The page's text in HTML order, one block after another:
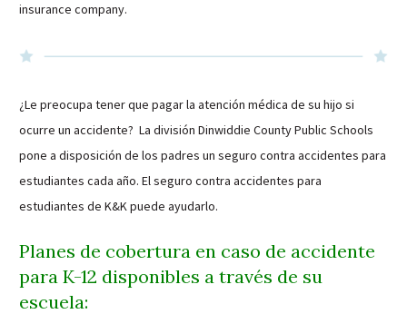
insurance company.
¿Le preocupa tener que pagar la atención médica de su hijo si
ocurre un accidente? La división Dinwiddie County Public Schools
pone a disposición de los padres un seguro contra accidentes para
estudiantes cada año. El seguro contra accidentes para
estudiantes de K&K puede ayudarlo.
Planes de cobertura en caso de accidente
para K-12 disponibles a través de su
escuela: